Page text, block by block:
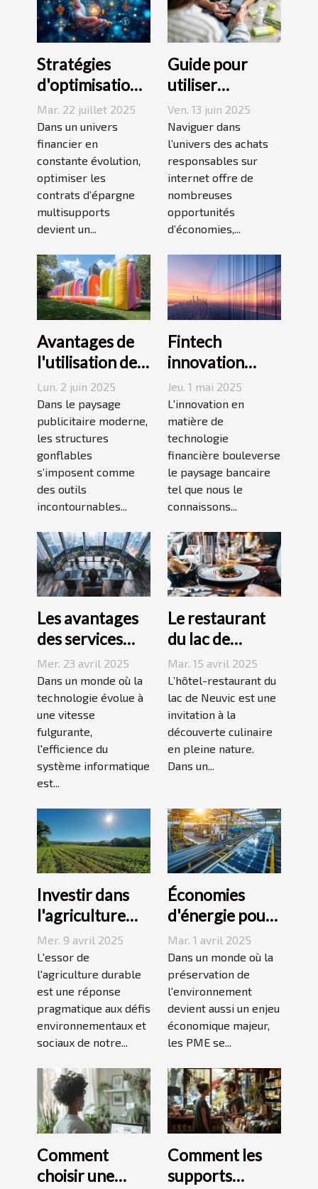
Stratégies
d'optimisation
pour les
contrats
d'épargne
multisupports
Mar. 22 juillet 2025
Dans un univers
financier en
constante évolution,
optimiser les
contrats d’épargne
multisupports
devient un...
Guide pour
utiliser
efficacement
les codes
promos sur les
sites bio
Ven. 13 juin 2025
Naviguer dans
l’univers des achats
responsables sur
internet offre de
nombreuses
opportunités
d’économies,...
Avantages de
l'utilisation de
structures
gonflables dans
les campagnes
publicitaires
Lun. 2 juin 2025
Dans le paysage
publicitaire moderne,
les structures
gonflables
s’imposent comme
des outils
incontournables...
Fintech
innovation
financière et
impact sur les
banques
traditionnelles
Jeu. 1 mai 2025
L'innovation en
matière de
technologie
financière bouleverse
le paysage bancaire
tel que nous le
connaissons...
Les avantages
des services
managés pour
l'optimisation
de votre IT
Mer. 23 avril 2025
Dans un monde où la
technologie évolue à
une vitesse
fulgurante,
l'efficience du
système informatique
est...
Le restaurant
du lac de
Neuvic,
l’adresse
gourmande à
ne pas louper !
Mar. 15 avril 2025
L’hôtel-restaurant du
lac de Neuvic est une
invitation à la
découverte culinaire
en pleine nature.
Dans un...
Investir dans
l'agriculture
durable
tendances et
opportunités
pour le futur
Mer. 9 avril 2025
L'essor de
l'agriculture durable
est une réponse
pragmatique aux défis
environnementaux et
sociaux de notre...
Économies
d'énergie pour
PME réduire les
coûts sans
compromettre
la production
Mar. 1 avril 2025
Dans un monde où la
préservation de
l'environnement
devient aussi un enjeu
économique majeur,
les PME se...
Comment
choisir une
Comment les
supports